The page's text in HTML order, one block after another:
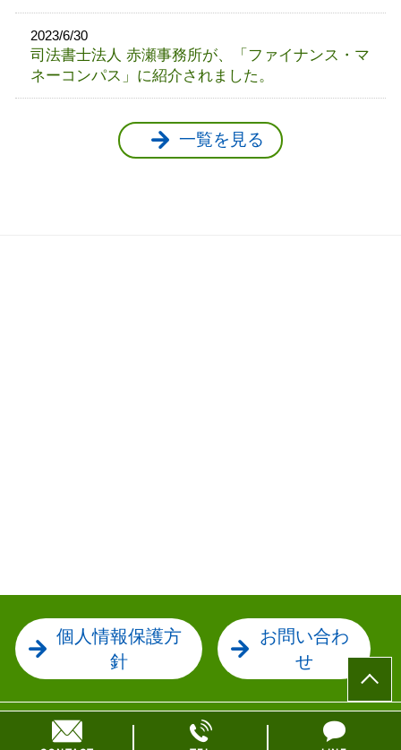
2023/6/30
司法書士法人 赤瀬事務所が、「ファイナンス・マ
ネーコンパス」に紹介されました。
一覧を見る
個人情報保護方
針
お問い合わ
せ
© 司法書士法人 赤瀬事務所